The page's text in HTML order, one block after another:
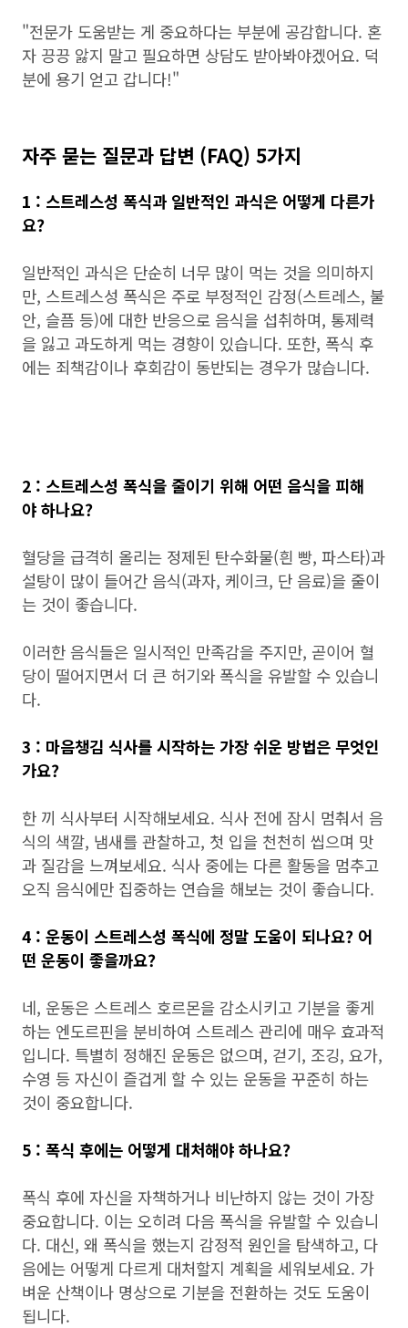
"전문가 도움받는 게 중요하다는 부분에 공감합니다. 혼
자 끙끙 앓지 말고 필요하면 상담도 받아봐야겠어요. 덕
분에 용기 얻고 갑니다!"
자주 묻는 질문과 답변 (FAQ) 5가지
1 : 스트레스성 폭식과 일반적인 과식은 어떻게 다른가
요?
일반적인 과식은 단순히 너무 많이 먹는 것을 의미하지
만, 스트레스성 폭식은 주로 부정적인 감정(스트레스, 불
안, 슬픔 등)에 대한 반응으로 음식을 섭취하며, 통제력
을 잃고 과도하게 먹는 경향이 있습니다. 또한, 폭식 후
에는 죄책감이나 후회감이 동반되는 경우가 많습니다.
2 : 스트레스성 폭식을 줄이기 위해 어떤 음식을 피해
야 하나요?
혈당을 급격히 올리는 정제된 탄수화물(흰 빵, 파스타)과
설탕이 많이 들어간 음식(과자, 케이크, 단 음료)을 줄이
는 것이 좋습니다.
이러한 음식들은 일시적인 만족감을 주지만, 곧이어 혈
당이 떨어지면서 더 큰 허기와 폭식을 유발할 수 있습니
다.
3 : 마음챙김 식사를 시작하는 가장 쉬운 방법은 무엇인
가요?
한 끼 식사부터 시작해보세요. 식사 전에 잠시 멈춰서 음
식의 색깔, 냄새를 관찰하고, 첫 입을 천천히 씹으며 맛
과 질감을 느껴보세요. 식사 중에는 다른 활동을 멈추고
오직 음식에만 집중하는 연습을 해보는 것이 좋습니다.
4 : 운동이 스트레스성 폭식에 정말 도움이 되나요? 어
떤 운동이 좋을까요?
네, 운동은 스트레스 호르몬을 감소시키고 기분을 좋게
하는 엔도르핀을 분비하여 스트레스 관리에 매우 효과적
입니다. 특별히 정해진 운동은 없으며, 걷기, 조깅, 요가,
수영 등 자신이 즐겁게 할 수 있는 운동을 꾸준히 하는
것이 중요합니다.
5 : 폭식 후에는 어떻게 대처해야 하나요?
폭식 후에 자신을 자책하거나 비난하지 않는 것이 가장
중요합니다. 이는 오히려 다음 폭식을 유발할 수 있습니
다. 대신, 왜 폭식을 했는지 감정적 원인을 탐색하고, 다
음에는 어떻게 다르게 대처할지 계획을 세워보세요. 가
벼운 산책이나 명상으로 기분을 전환하는 것도 도움이
됩니다.